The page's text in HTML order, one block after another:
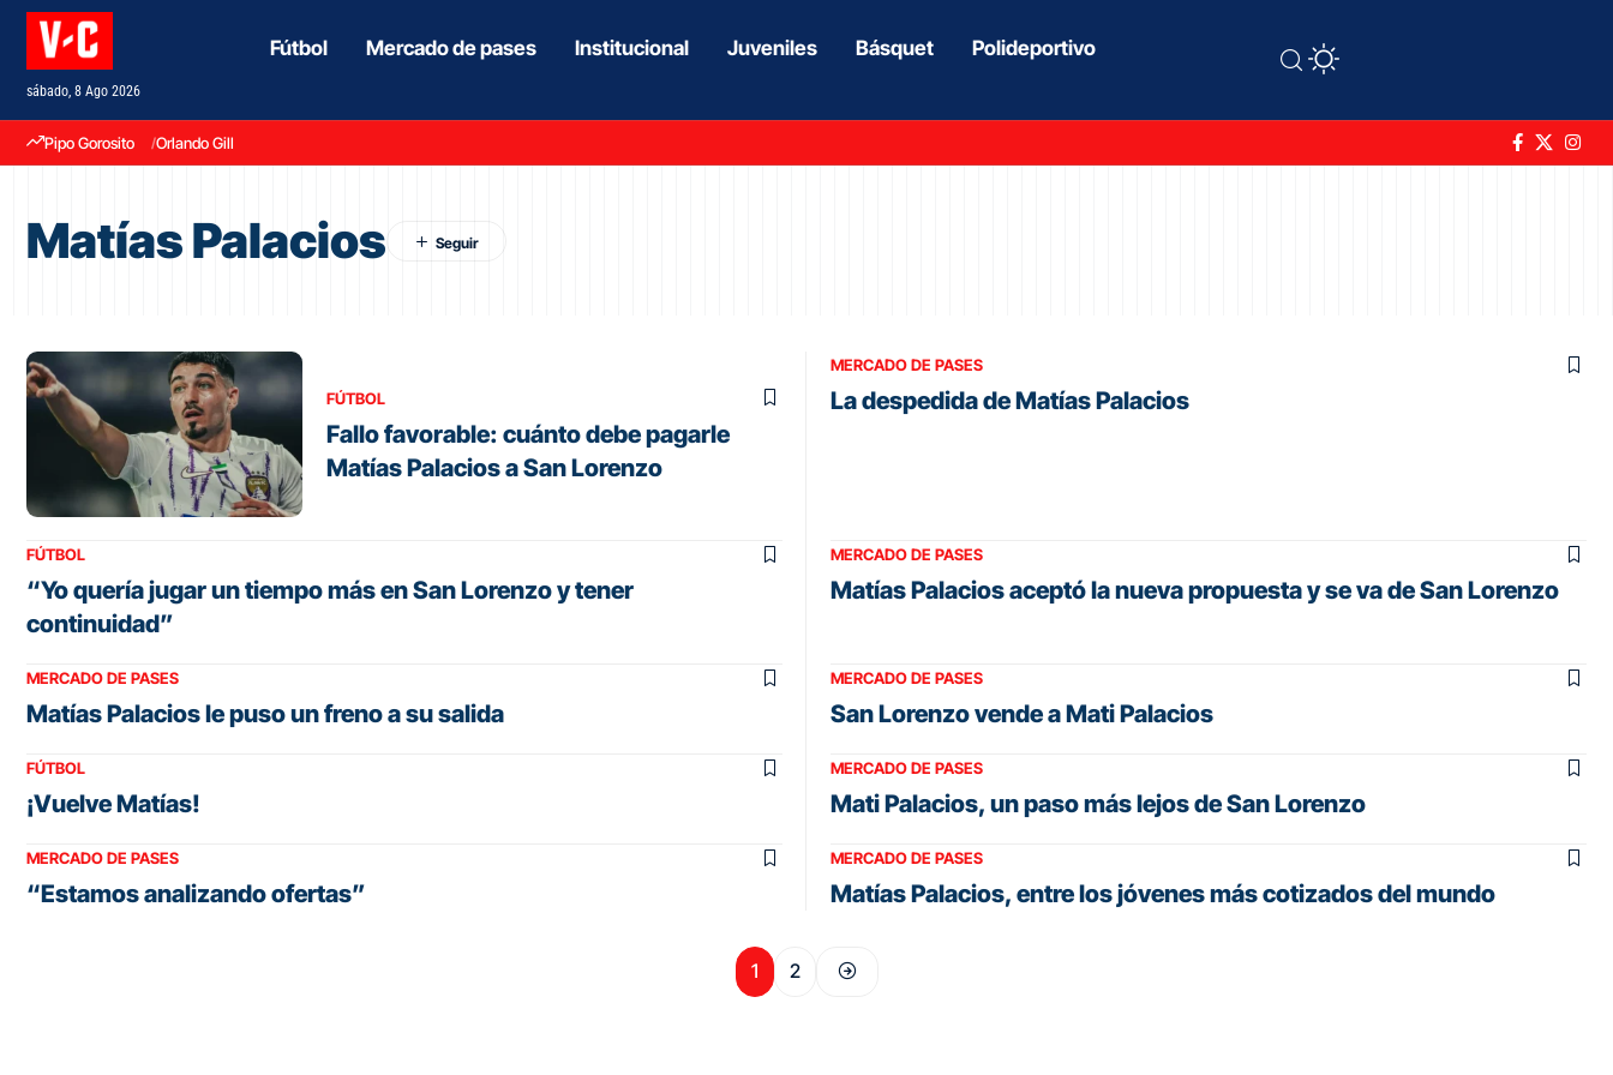
sábado, 8 Ago 2026
Fútbol Mercado de pases Institucional Juveniles Básquet Polideportivo
Pipo Gorosito Orlando Gill
Matías Palacios
FÚTBOL
Fallo favorable: cuánto debe pagarle
Matías Palacios a San Lorenzo
MERCADO DE PASES
La despedida de Matías Palacios
FÚTBOL
“Yo quería jugar un tiempo más en San Lorenzo y tener
continuidad”
MERCADO DE PASES
Matías Palacios aceptó la nueva propuesta y se va de San Lorenzo
MERCADO DE PASES
Matías Palacios le puso un freno a su salida
MERCADO DE PASES
San Lorenzo vende a Mati Palacios
FÚTBOL
¡Vuelve Matías!
MERCADO DE PASES
Mati Palacios, un paso más lejos de San Lorenzo
MERCADO DE PASES
“Estamos analizando ofertas”
MERCADO DE PASES
Matías Palacios, entre los jóvenes más cotizados del mundo
1 2